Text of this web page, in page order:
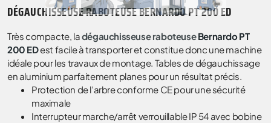
DÉGAUCHISSEUSE RABOTEUSE BERNARDO PT 200 ED
Très compacte, ladégauchisseuse raboteuseBernardoPT
200 EDest facile à transporter et constitue donc une machine
idéale pour les travaux de montage. Tables de dégauchissage
en aluminium parfaitement planes pour un résultat précis.
Protection de l’arbre conforme CE pour une sécurité
maximale
Interrupteur marche/arrêt verrouillable IP 54 avec bobine